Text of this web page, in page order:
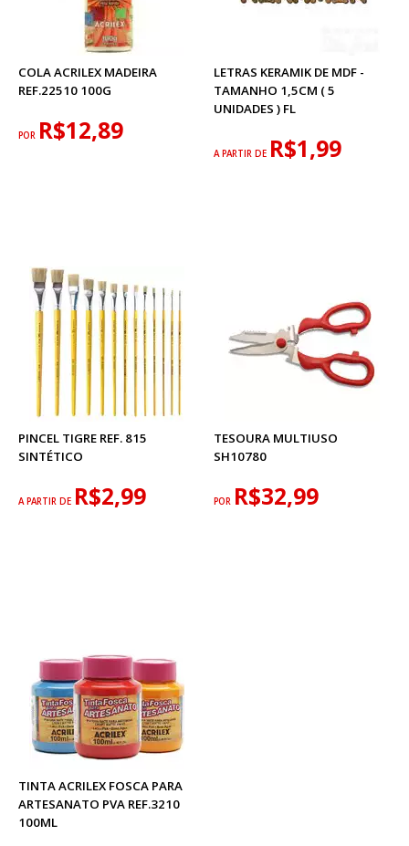
COLA ACRILEX MADEIRA
REF.22510 100G
POR R$12,89
LETRAS KERAMIK DE MDF -
TAMANHO 1,5CM ( 5
UNIDADES ) FL
A PARTIR DE R$1,99
PINCEL TIGRE REF. 815
SINTÉTICO
A PARTIR DE R$2,99
TESOURA MULTIUSO
SH10780
POR R$32,99
TINTA ACRILEX FOSCA PARA
ARTESANATO PVA REF.3210
100ML